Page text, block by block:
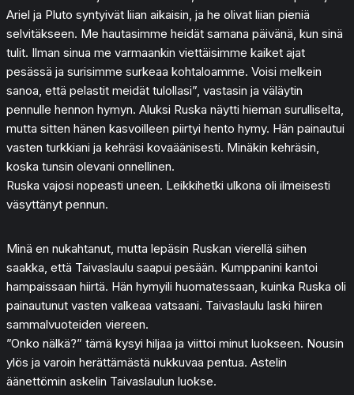
Ariel ja Pluto syntyivät liian aikaisin, ja he olivat liian pieniä
selvitäkseen. Me hautasimme heidät samana päivänä, kun sinä
tulit. Ilman sinua me varmaankin viettäisimme kaiket ajat
pesässä ja surisimme surkeaa kohtaloamme. Voisi melkein
sanoa, että pelastit meidät tulollasi”, vastasin ja väläytin
pennulle hennon hymyn. Aluksi Ruska näytti hieman surulliselta,
mutta sitten hänen kasvoilleen piirtyi hento hymy. Hän painautui
vasten turkkiani ja kehräsi kovaäänisesti. Minäkin kehräsin,
koska tunsin olevani onnellinen.
Ruska vajosi nopeasti uneen. Leikkihetki ulkona oli ilmeisesti
väsyttänyt pennun.
Minä en nukahtanut, mutta lepäsin Ruskan vierellä siihen
saakka, että Taivaslaulu saapui pesään. Kumppanini kantoi
hampaissaan hiirtä. Hän hymyili huomatessaan, kuinka Ruska oli
painautunut vasten valkeaa vatsaani. Taivaslaulu laski hiiren
sammalvuoteiden viereen.
”Onko nälkä?” tämä kysyi hiljaa ja viittoi minut luokseen. Nousin
ylös ja varoin herättämästä nukkuvaa pentua. Astelin
äänettömin askelin Taivaslaulun luokse.